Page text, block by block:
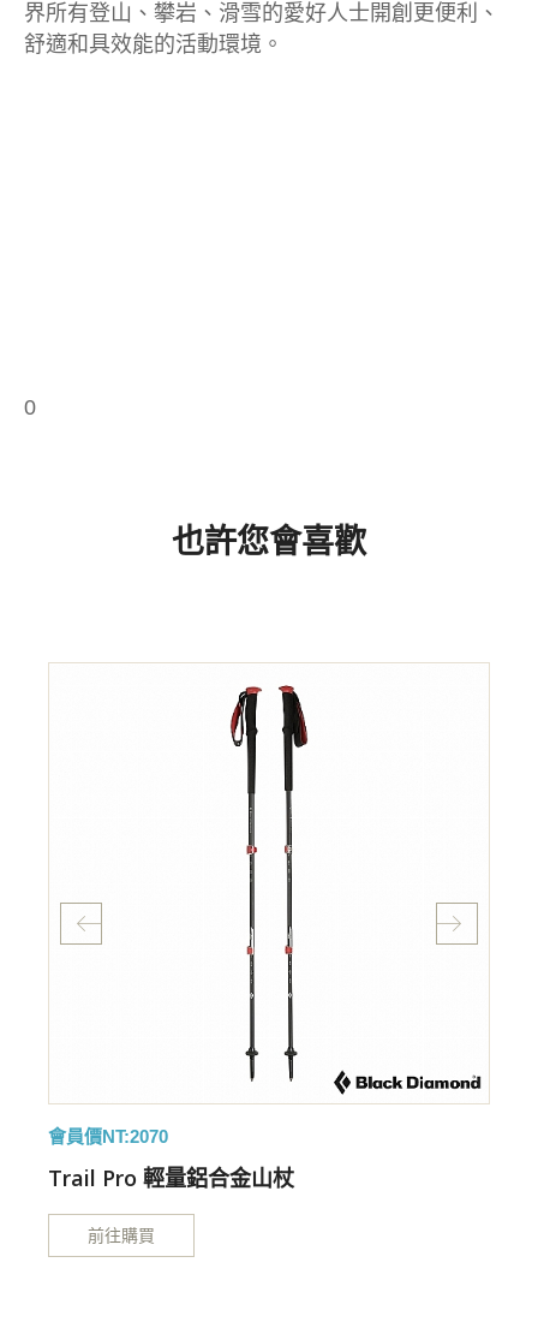
界所有登山、攀岩、滑雪的愛好人士開創更便利、
舒適和具效能的活動環境。
0
也許您會喜歡
會員價NT:2070
Trail Pro 輕量鋁合金山杖
前往購買